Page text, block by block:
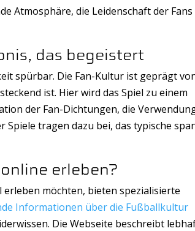
Atmosphäre, die Leidenschaft der Fans
das begeistert
spürbar. Die Fan-Kultur ist geprägt
ist. Hier wird das Spiel zu einem
der Fan-Dichtungen, die
tragen dazu bei, das typische
erleben?
möchten, bieten spezialisierte
Informationen über die Fußballkultur
Die Webseite beschreibt